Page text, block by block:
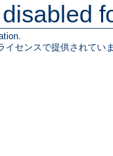
イセンスで提供されてい